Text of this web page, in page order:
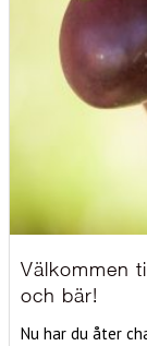
Välkommen
och bär!
Nu har du åter